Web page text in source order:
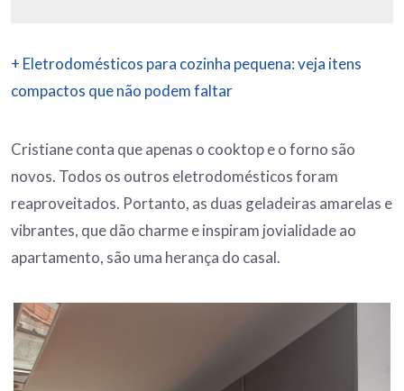
+ Eletrodomésticos para cozinha pequena: veja itens
compactos que não podem faltar
Cristiane conta que apenas o cooktop e o forno são
novos. Todos os outros eletrodomésticos foram
reaproveitados. Portanto, as duas geladeiras amarelas e
vibrantes, que dão charme e inspiram jovialidade ao
apartamento, são uma herança do casal.